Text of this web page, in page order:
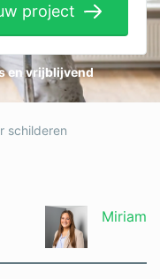
project
en vrijblijvend
schilderen
Miriam